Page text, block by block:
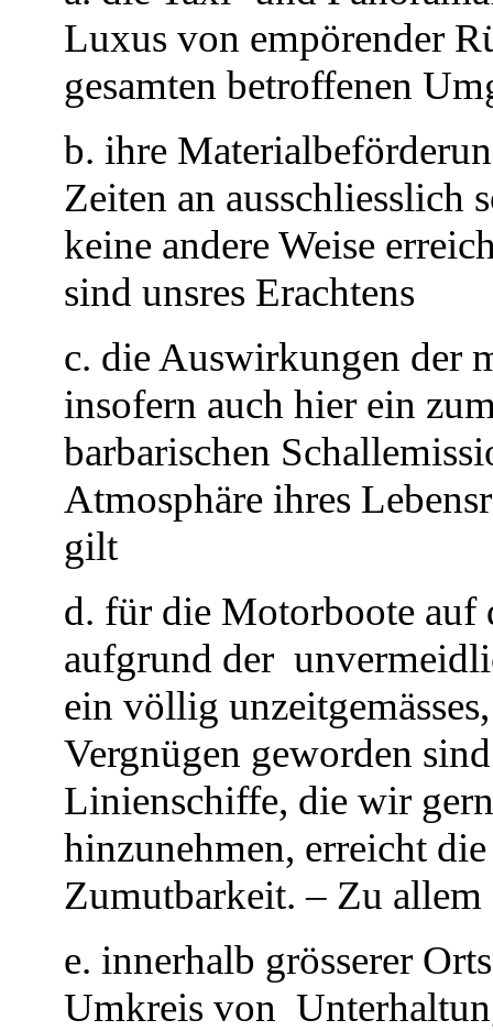
Luxus von empörender
gesamten betroffenen
b. ihre
Zeiten an ausschliesslich
keine andere Weise
sind unsres Erachtens
c. die Auswirkungen der
insofern auch hier ein
barbarischen
Atmosphäre ihres
gilt
d. für die Motorboote auf
aufgrund der
ein völlig
Vergnügen geworden
Linienschiffe, die wir
hinzunehmen, erreicht die
Zumutbarkeit. – Zu allem
e. innerhalb grösserer
Umkreis von